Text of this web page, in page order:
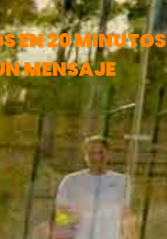
EN 20 MINUTOS
MENSAJE